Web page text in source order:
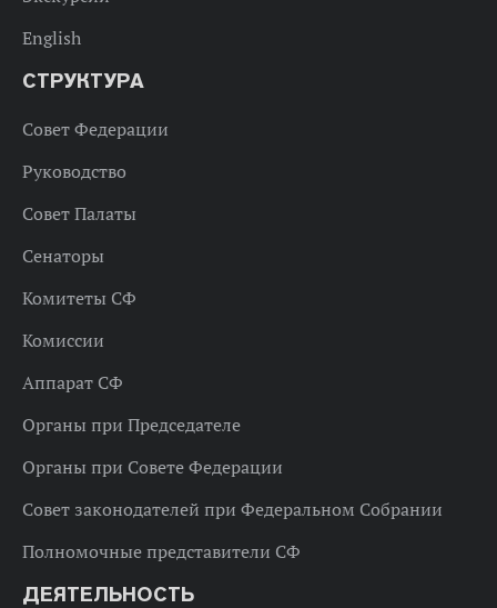
English
СТРУКТУРА
Совет Федерации
Руководство
Совет Палаты
Сенаторы
Комитеты СФ
Комиссии
Аппарат СФ
Органы при Председателе
Органы при Совете Федерации
Совет законодателей при Федеральном Собрании
Полномочные представители СФ
ДЕЯТЕЛЬНОСТЬ